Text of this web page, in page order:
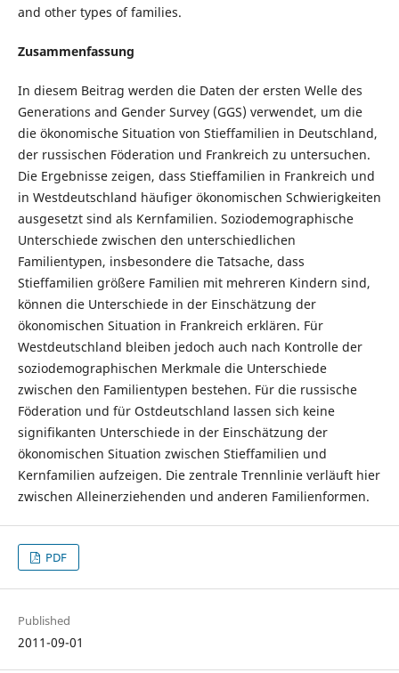
and other types of families.
Zusammenfassung
In diesem Beitrag werden die Daten der ersten Welle des
Generations and Gender Survey (GGS) verwendet, um die
die ökonomische Situation von Stieffamilien in Deutschland,
der russischen Föderation und Frankreich zu untersuchen.
Die Ergebnisse zeigen, dass Stieffamilien in Frankreich und
in Westdeutschland häufiger ökonomischen Schwierigkeiten
ausgesetzt sind als Kernfamilien. Soziodemographische
Unterschiede zwischen den unterschiedlichen
Familientypen, insbesondere die Tatsache, dass
Stieffamilien größere Familien mit mehreren Kindern sind,
können die Unterschiede in der Einschätzung der
ökonomischen Situation in Frankreich erklären. Für
Westdeutschland bleiben jedoch auch nach Kontrolle der
soziodemographischen Merkmale die Unterschiede
zwischen den Familientypen bestehen. Für die russische
Föderation und für Ostdeutschland lassen sich keine
signifikanten Unterschiede in der Einschätzung der
ökonomischen Situation zwischen Stieffamilien und
Kernfamilien aufzeigen. Die zentrale Trennlinie verläuft hier
zwischen Alleinerziehenden und anderen Familienformen.
PDF
Published
2011-09-01